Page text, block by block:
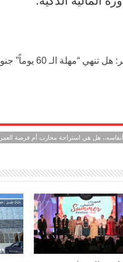
الـ 60 يوماً” جنون الذهب؟
هل هي استراحة محارب أم فرصة